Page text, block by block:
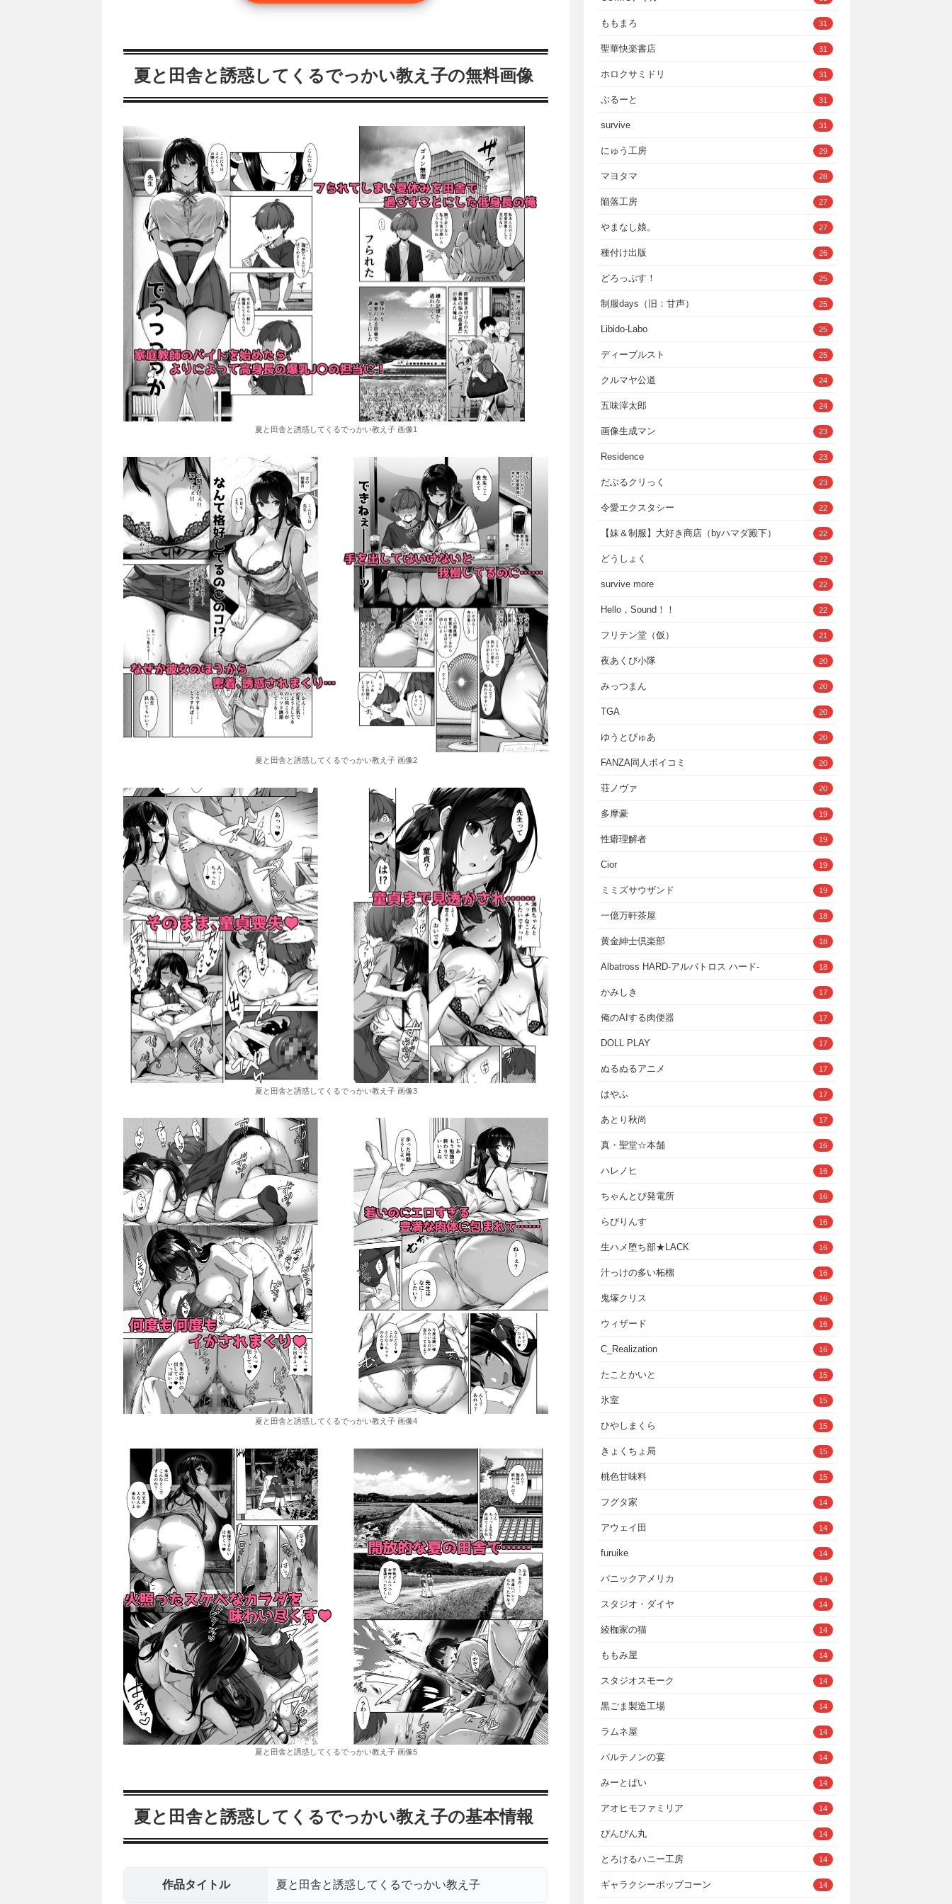
夏と田舎と誘惑してくるでっかい教え子の無料画像
夏と田舎と誘惑してくるでっかい教え子 画像1
夏と田舎と誘惑してくるでっかい教え子 画像2
夏と田舎と誘惑してくるでっかい教え子 画像3
夏と田舎と誘惑してくるでっかい教え子 画像4
夏と田舎と誘惑してくるでっかい教え子 画像5
夏と田舎と誘惑してくるでっかい教え子の基本情報
作品タイトル 夏と田舎と誘惑してくるでっかい教え子
ももまろ 31
聖華快楽書店 31
ホロクサミドリ 31
ぶるーと 31
survive 31
にゅう工房 29
マヨタマ 28
陥落工房 27
やまなし娘。 27
種付け出版 26
どろっぷす！ 25
制服days（旧：甘声） 25
Libido-Labo 25
ディーブルスト 25
クルマヤ公道 24
五味滓太郎 24
画像生成マン 23
Residence 23
だぶるクリっく 23
令愛エクスタシー 22
【妹＆制服】大好き商店（byハマダ殿下） 22
どうしょく 22
survive more 22
Hello，Sound！！ 22
フリテン堂（仮） 21
夜あくび小隊 20
みっつまん 20
TGA 20
ゆうとぴゅあ 20
FANZA同人ボイコミ 20
荘ノヴァ 20
多摩豪 19
性癖理解者 19
Cior 19
ミミズサウザンド 19
一億万軒茶屋 18
黄金紳士倶楽部 18
Albatross HARD‐アルバトロス ハード‐ 18
かみしき 17
俺のAIする肉便器 17
DOLL PLAY 17
ぬるぬるアニメ 17
はやふ 17
あとり秋尚 17
真・聖堂☆本舗 16
ハレノヒ 16
ちゃんとぴ発電所 16
らびりんす 16
生ハメ堕ち部★LACK 16
汁っけの多い柘榴 16
鬼塚クリス 16
ウィザード 16
C_Realization 16
たことかいと 15
氷室 15
ひやしまくら 15
きょくちょ局 15
桃色甘味料 15
フグタ家 14
アウェイ田 14
furuike 14
パニックアメリカ 14
スタジオ・ダイヤ 14
綾枷家の猫 14
ももみ屋 14
スタジオスモーク 14
黒ごま製造工場 14
ラムネ屋 14
パルテノンの宴 14
みーとぱい 14
アオヒモファミリア 14
ぴんぴん丸 14
とろけるハニー工房 14
ギャラクシーポップコーン 14